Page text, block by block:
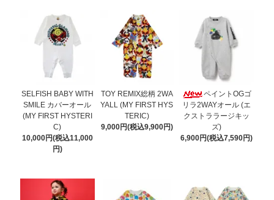
SELFISH BABY WITH
SMILE カバーオール
(MY FIRST HYSTERI
C)
10,000円(税込11,000
円)
TOY REMIX総柄 2WA
YALL (MY FIRST HYS
TERIC)
9,000円(税込9,900円)
ペイントOGゴ
リラ2WAYオール (エ
クストララージキッ
ズ)
6,900円(税込7,590円)